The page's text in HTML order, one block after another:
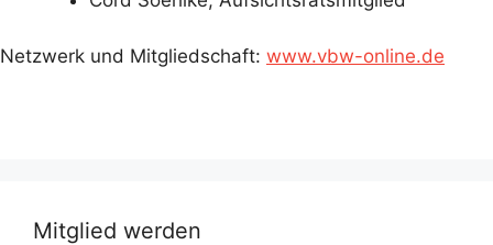
Netzwerk und Mitgliedschaft: www.vbw-online.de
Mitglied werden